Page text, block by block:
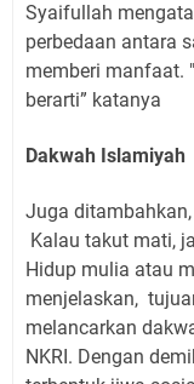
Syaifullah
perbedaan antara
memberi manfaat.
berarti” katanya
Dakwah Islamiyah
Juga
Kalau takut mati,
Hidup mulia atau
menjelaskan,
melancarkan
NKRI. Dengan